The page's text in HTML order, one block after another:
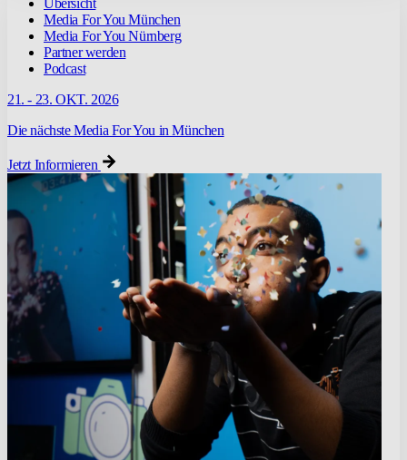
Übersicht
Media For You München
Media For You Nürnberg
Partner werden
Podcast
21. - 23. OKT. 2026
Die nächste Media For You in München
Jetzt Informieren